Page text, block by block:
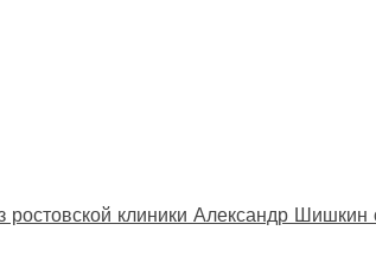
ростовской клиники Александр